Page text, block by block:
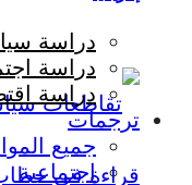
دراسة
دراسة
دراسة
ترجمات
جميع
اجتماعية